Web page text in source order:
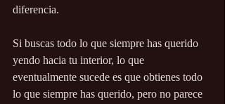
diferencia.
Si buscas todo lo que siempre has querido
yendo hacia tu interior, lo que
eventualmente sucede es que obtienes todo
lo que siempre has querido, pero no parece